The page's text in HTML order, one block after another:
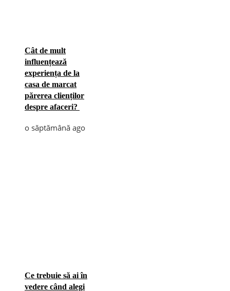
Cât de mult
influențează
experiența de la
casa de marcat
părerea clienților
despre afaceri?
o săptămână ago
Ce trebuie să ai în
vedere când alegi